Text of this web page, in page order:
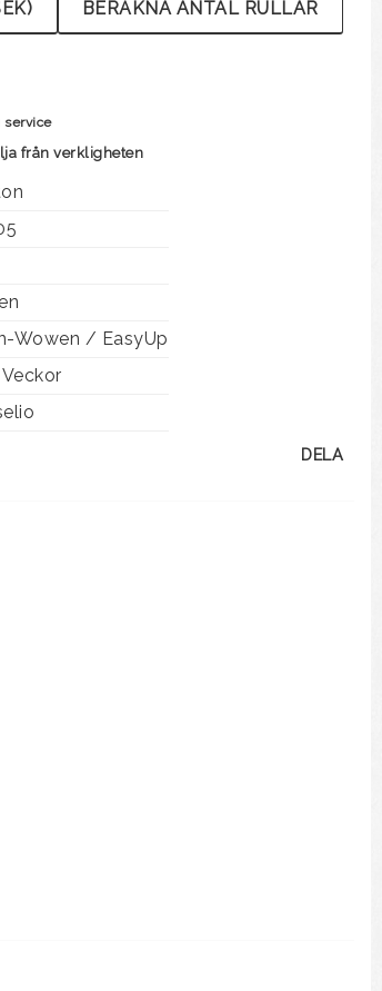
BERÄKNA ANTAL RULLAR
service
från verkligheten
Wowen / EasyUp
DELA